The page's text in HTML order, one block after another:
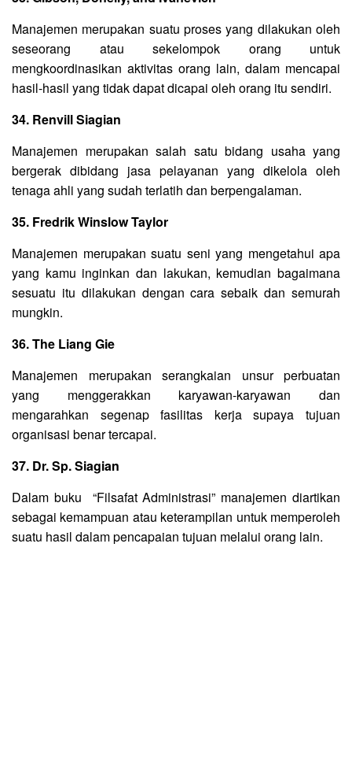
Manajemen merupakan suatu proses yang dilakukan oleh
seseorang atau sekelompok orang untuk
mengkoordinasikan aktivitas orang lain, dalam mencapai
hasil-hasil yang tidak dapat dicapai oleh orang itu sendiri.
34. Renvill Siagian
Manajemen merupakan salah satu bidang usaha yang
bergerak dibidang jasa pelayanan yang dikelola oleh
tenaga ahli yang sudah terlatih dan berpengalaman.
35. Fredrik Winslow Taylor
Manajemen merupakan suatu seni yang mengetahui apa
yang kamu inginkan dan lakukan, kemudian bagaimana
sesuatu itu dilakukan dengan cara sebaik dan semurah
mungkin.
36. The Liang Gie
Manajemen merupakan serangkaian unsur perbuatan
yang menggerakkan karyawan-karyawan dan
mengarahkan segenap fasilitas kerja supaya tujuan
organisasi benar tercapai.
37. Dr. Sp. Siagian
Dalam buku “Filsafat Administrasi” manajemen diartikan
sebagai kemampuan atau keterampilan untuk memperoleh
suatu hasil dalam pencapaian tujuan melalui orang lain.